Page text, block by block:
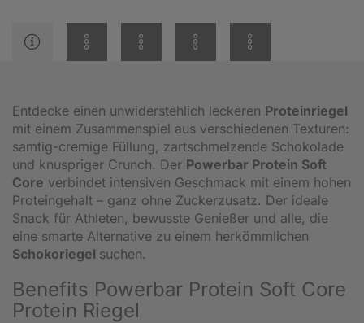
Entdecke einen unwiderstehlich leckeren Proteinriegel
mit einem Zusammenspiel aus verschiedenen Texturen:
samtig-cremige Füllung, zartschmelzende Schokolade
und knuspriger Crunch. Der Powerbar Protein Soft
Core verbindet intensiven Geschmack mit einem hohen
Proteingehalt – ganz ohne Zuckerzusatz. Der ideale
Snack für Athleten, bewusste Genießer und alle, die
eine smarte Alternative zu einem herkömmlichen
Schokoriegel suchen.
Benefits Powerbar Protein Soft Core
Protein Riegel